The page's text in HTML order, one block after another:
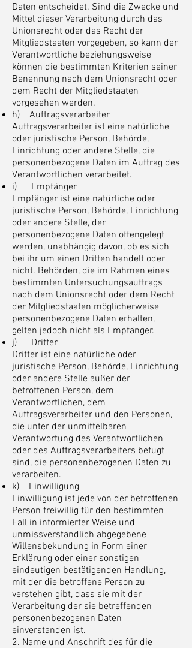
Daten entscheidet. Sind die Zwecke und
Mittel dieser Verarbeitung durch das
Unionsrecht oder das Recht der
Mitgliedstaaten vorgegeben, so kann der
Verantwortliche beziehungsweise
können die bestimmten Kriterien seiner
Benennung nach dem Unionsrecht oder
dem Recht der Mitgliedstaaten
vorgesehen werden.
h) Auftragsverarbeiter
Auftragsverarbeiter ist eine natürliche
oder juristische Person, Behörde,
Einrichtung oder andere Stelle, die
personenbezogene Daten im Auftrag des
Verantwortlichen verarbeitet.
i) Empfänger
Empfänger ist eine natürliche oder
juristische Person, Behörde, Einrichtung
oder andere Stelle, der
personenbezogene Daten offengelegt
werden, unabhängig davon, ob es sich
bei ihr um einen Dritten handelt oder
nicht. Behörden, die im Rahmen eines
bestimmten Untersuchungsauftrags
nach dem Unionsrecht oder dem Recht
der Mitgliedstaaten möglicherweise
personenbezogene Daten erhalten,
gelten jedoch nicht als Empfänger.
j) Dritter
Dritter ist eine natürliche oder
juristische Person, Behörde, Einrichtung
oder andere Stelle außer der
betroffenen Person, dem
Verantwortlichen, dem
Auftragsverarbeiter und den Personen,
die unter der unmittelbaren
Verantwortung des Verantwortlichen
oder des Auftragsverarbeiters befugt
sind, die personenbezogenen Daten zu
verarbeiten.
k) Einwilligung
Einwilligung ist jede von der betroffenen
Person freiwillig für den bestimmten
Fall in informierter Weise und
unmissverständlich abgegebene
Willensbekundung in Form einer
Erklärung oder einer sonstigen
eindeutigen bestätigenden Handlung,
mit der die betroffene Person zu
verstehen gibt, dass sie mit der
Verarbeitung der sie betreffenden
personenbezogenen Daten
einverstanden ist.
2. Name und Anschrift des für die